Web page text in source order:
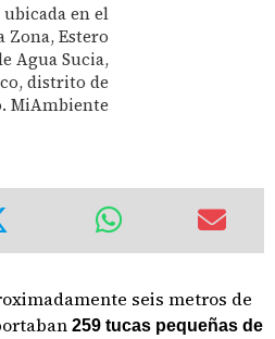
en el
Zona, Estero
Agua Sucia,
distrito de
MiAmbiente
seis metros de
259 tucas pequeñas de